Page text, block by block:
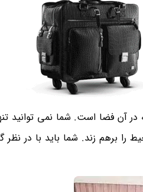
آن فضا است. شما نمی توانید
را برهم زند. شما باید با در نظر